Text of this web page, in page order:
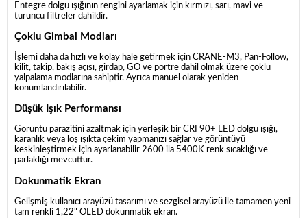
Entegre dolgu ışığının rengini ayarlamak için kırmızı, sarı, mavi ve
turuncu filtreler dahildir.
Çoklu Gimbal Modları
İşlemi daha da hızlı ve kolay hale getirmek için CRANE-M3, Pan-Follow,
kilit, takip, bakış açısı, girdap, GO ve portre dahil olmak üzere çoklu
yalpalama modlarına sahiptir. Ayrıca manuel olarak yeniden
konumlandırılabilir.
Düşük Işık Performansı
Görüntü parazitini azaltmak için yerleşik bir CRI 90+ LED dolgu ışığı,
karanlık veya loş ışıkta çekim yapmanızı sağlar ve görüntüyü
keskinleştirmek için ayarlanabilir 2600 ila 5400K renk sıcaklığı ve
parlaklığı mevcuttur.
Dokunmatik Ekran
Gelişmiş kullanıcı arayüzü tasarımı ve sezgisel arayüzü ile tamamen yeni
tam renkli 1,22" OLED dokunmatik ekran.